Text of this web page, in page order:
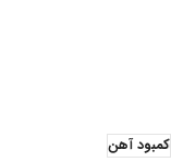
کمبود آهن